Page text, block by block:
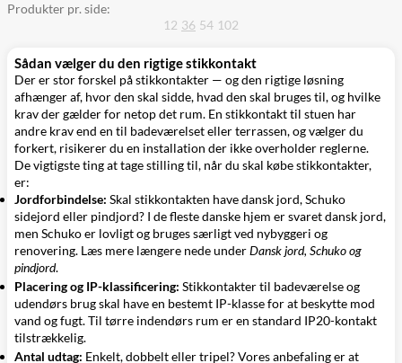
Produkter pr. side:
12 36 54 102
Sådan vælger du den rigtige stikkontakt
Der er stor forskel på stikkontakter — og den rigtige løsning
afhænger af, hvor den skal sidde, hvad den skal bruges til, og hvilke
krav der gælder for netop det rum. En stikkontakt til stuen har
andre krav end en til badeværelset eller terrassen, og vælger du
forkert, risikerer du en installation der ikke overholder reglerne.
De vigtigste ting at tage stilling til, når du skal købe stikkontakter,
er:
Jordforbindelse: Skal stikkontakten have dansk jord, Schuko
sidejord eller pindjord? I de fleste danske hjem er svaret dansk jord,
men Schuko er lovligt og bruges særligt ved nybyggeri og
renovering. Læs mere længere nede underDansk jord, Schuko og
pindjord.
Placering og IP-klassificering: Stikkontakter til badeværelse og
udendørs brug skal have en bestemt IP-klasse for at beskytte mod
vand og fugt. Til tørre indendørs rum er en standard IP20-kontakt
tilstrækkelig.
Antal udtag: Enkelt, dobbelt eller tripel? Vores anbefaling er at